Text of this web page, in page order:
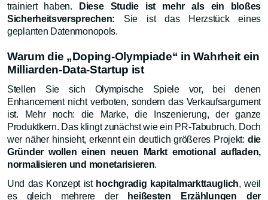
trainiert haben.
Diese Studie ist mehr als ein bloßes
Sicherheitsversprechen: Sie ist das Herzstück eines
geplanten Datenmonopols.
Warum die „Doping-Olympiade“ in Wahrheit ein
Milliarden-Data-Startup ist
Stellen Sie sich Olympische Spiele vor, bei denen
Enhancement nicht verboten, sondern das Verkaufsargument
ist. Mehr noch: die Marke, die Inszenierung, der ganze
Produktkern. Das klingt zunächst wie ein PR-Tabubruch. Doch
wer näher hinsieht, erkennt ein deutlich größeres Projekt: die
Gründer wollen einen neuen Markt emotional aufladen,
normalisieren und monetarisieren.
Und das Konzept ist hochgradig kapitalmarkttauglich, weil
es gleich mehrere der
heißesten Erzählungen der